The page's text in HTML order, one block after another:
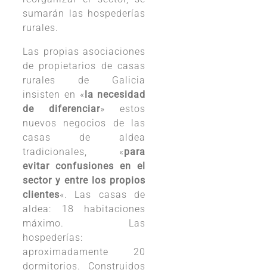
sumarán las hospederías
rurales.
Las propias asociaciones
de propietarios de casas
rurales de Galicia
insisten en « la necesidad
de diferenciar» estos
nuevos negocios de las
casas de aldea
tradicionales, «para
evitar confusiones en el
sector y entre los propios
clientes«. Las casas de
aldea: 18 habitaciones
máximo. Las
hospederías:
aproximadamente 20
dormitorios. Construidos